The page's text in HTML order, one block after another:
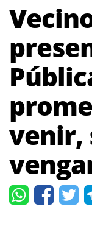
venir,